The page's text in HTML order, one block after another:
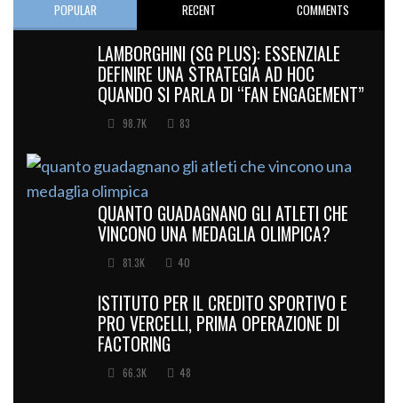
POPULAR RECENT COMMENTS
LAMBORGHINI (SG PLUS): ESSENZIALE
DEFINIRE UNA STRATEGIA AD HOC
QUANDO SI PARLA DI “FAN ENGAGEMENT”
98.7K 83
QUANTO GUADAGNANO GLI ATLETI CHE
VINCONO UNA MEDAGLIA OLIMPICA?
81.3K 40
ISTITUTO PER IL CREDITO SPORTIVO E
PRO VERCELLI, PRIMA OPERAZIONE DI
FACTORING
66.3K 48